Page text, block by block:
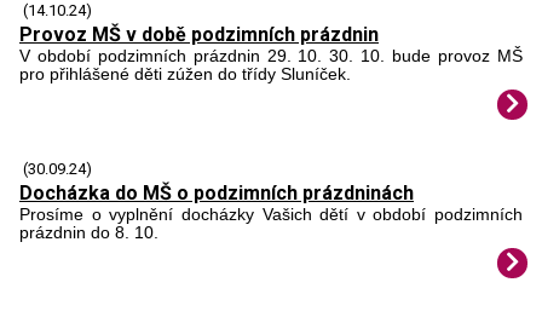
(14.10.24)
Provoz MŠ v době podzimních prázdnin
V období podzimních prázdnin 29. 10. 30. 10. bude provoz MŠ
pro přihlášené děti zúžen do třídy Sluníček.
(30.09.24)
Docházka do MŠ o podzimních prázdninách
Prosíme o vyplnění docházky Vašich dětí v období podzimních
prázdnin do 8. 10.